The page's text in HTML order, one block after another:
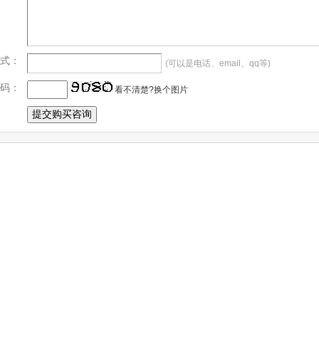
： (可以是电话、email、qq等)
： 看不清楚?换个图片